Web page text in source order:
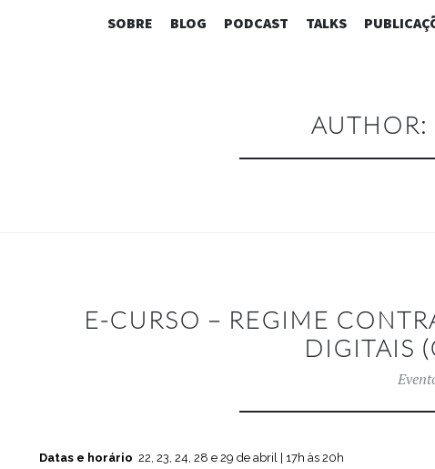
SOBRE BLOG PODCAST TALKS
AUTHOR:
E-CURSO – REGIME
DIGITAIS
Datas e horário 22, 23, 24, 28 e 29 de abril | 17h às 20h